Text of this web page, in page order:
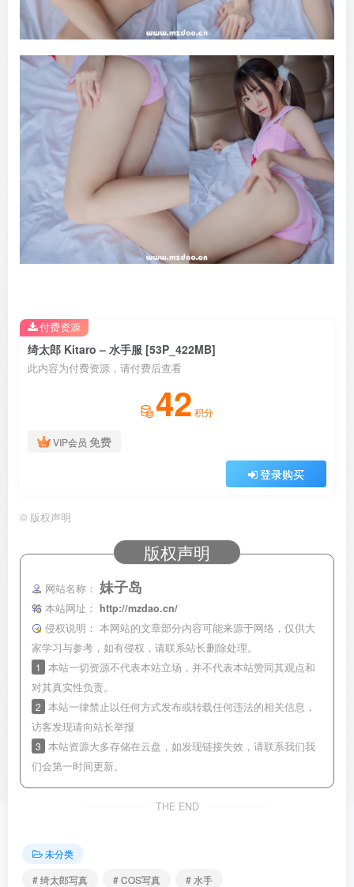
绮太郎 Kitaro – 水手服 [53P_422MB]
此内容为付费资源，请付费后查看
42 积分
VIP会员 免费
登录购买
付费资源
© 版权声明
版权声明
网站名称： 妹子岛
本站网址：
http://mzdao.cn/
侵权说明： 本网站的文章部分内容可能来源于网络，仅供大
家学习与参考，如有侵权，请联系站长删除处理。
1
本站一切资源不代表本站立场，并不代表本站赞同其观点和
对其真实性负责。
2 本站一律禁止以任何方式发布或转载任何违法的相关信息，
访客发现请向站长举报
3 本站资源大多存储在云盘，如发现链接失效，请联系我们我
们会第一时间更新。
THE END
未分类
# 绮太郎写真
# COS写真 # 水手